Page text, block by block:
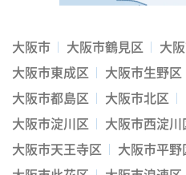
大阪市 大阪市鶴見区 大
大阪市東成区
大阪市生野区
大阪市都島区
大阪市北区
大阪市淀川区
大阪市西淀川
大阪市天王寺区
大阪市平野